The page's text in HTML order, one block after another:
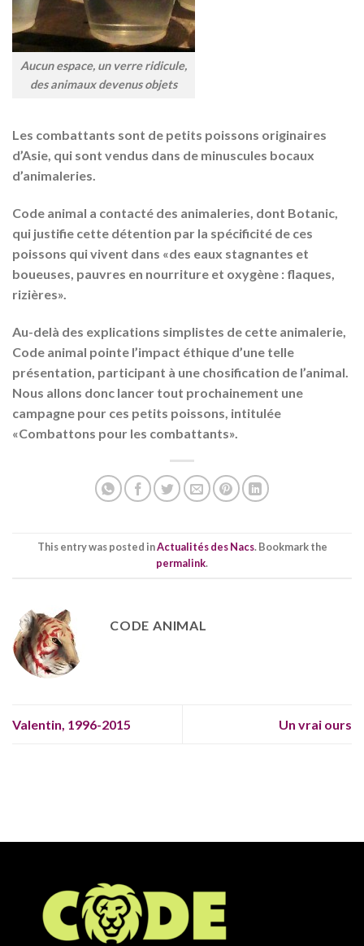
Aucun espace, un verre ridicule,
des animaux devenus objets
Les combattants sont de petits poissons originaires
d’Asie, qui sont vendus dans de minuscules bocaux
d’animaleries.
Code animal a contacté des animaleries, dont Botanic,
qui justifie cette détention par la spécificité de ces
poissons qui vivent dans «des eaux stagnantes et
boueuses, pauvres en nourriture et oxygène : flaques,
rizières».
Au-delà des explications simplistes de cette animalerie,
Code animal pointe l’impact éthique d’une telle
présentation, participant à une chosification de l’animal.
Nous allons donc lancer tout prochainement une
campagne pour ces petits poissons, intitulée
«Combattons pour les combattants».
This entry was posted inActualités des Nacs. Bookmark the
permalink.
CODE ANIMAL
Valentin, 1996-2015 Un vrai ours